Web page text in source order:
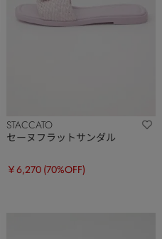
STACCATO
セーヌフラットサンダル
￥6,270 (70%OFF)